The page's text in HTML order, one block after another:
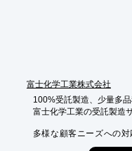
富士化学工業株式会社
100%受託製造、少量多
富士化学工業の受託製造
多様な顧客ニーズへの